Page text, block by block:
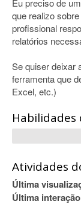
Eu preciso de
que realizo
profissional
relatórios
Se quiser deixar
ferramenta que
Excel, etc.)
Habilidades
Atividades
Última
Última